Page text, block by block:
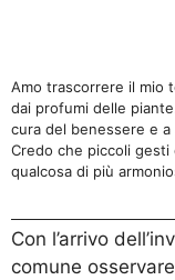
Amo trascorrere il mio
dai profumi delle
cura del benessere e
Credo che piccoli gesti
qualcosa di più
Con l’arrivo
comune